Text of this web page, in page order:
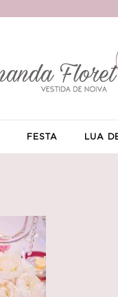
FESTA LUA